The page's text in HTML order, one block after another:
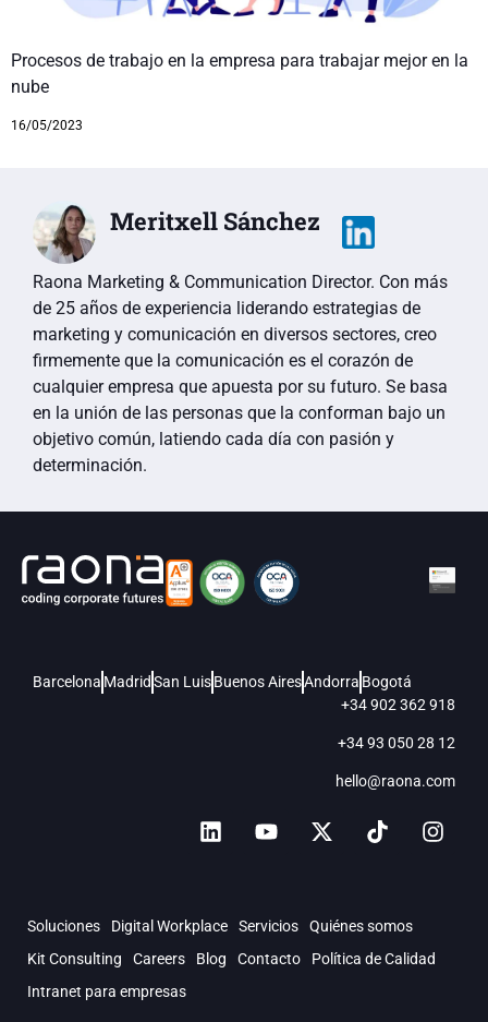
Procesos de trabajo en la empresa para trabajar mejor en la
nube
16/05/2023
Meritxell Sánchez
Raona Marketing & Communication Director. Con más
de 25 años de experiencia liderando estrategias de
marketing y comunicación en diversos sectores, creo
firmemente que la comunicación es el corazón de
cualquier empresa que apuesta por su futuro. Se basa
en la unión de las personas que la conforman bajo un
objetivo común, latiendo cada día con pasión y
determinación.
Barcelona MadridSan LuisBuenos AiresAndorra Bogotá
+34 902 362 918
+34 93 050 28 12
hello@raona.com
Soluciones Digital Workplace Servicios
Quiénes somos
Kit Consulting
Careers Blog Contacto
Política de Calidad
Intranet para empresas